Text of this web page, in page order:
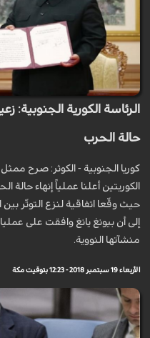
الرئاسة الكورية الجنوبية:
حالة الحرب
كوريا الجنوبية - الكوثر: صرح ممثل
الكوريتين أعلنا عملياً إنهاء
حيث وقّعا اتفاقية لنزع التوتّر بين
إلى أن بيونغ يانغ وافقت على
منشآتها النووية.
الأربعاء 19 سبتمبر 2018 - 12:23 بتوقيت مكة